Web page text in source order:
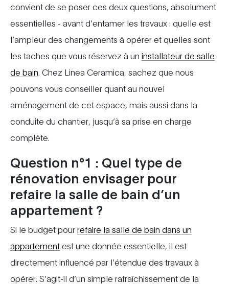
convient de se poser ces deux questions, absolument
essentielles - avant d’entamer les travaux : quelle est
l’ampleur des changements à opérer et quelles sont
les taches que vous réservez à un installateur de salle
de bain . Chez Linea Ceramica, sachez que nous
pouvons vous conseiller quant au nouvel
aménagement de cet espace, mais aussi dans la
conduite du chantier, jusqu’à sa prise en charge
complète.
Question n°1 : Quel type de
rénovation envisager pour
refaire la salle de bain d’un
appartement ?
Si le budget pourrefaire la salle de bain dans un
appartementest une donnée essentielle, il est
directement influencé par l’étendue des travaux à
opérer. S’agit-il d’un simple rafraîchissement de la